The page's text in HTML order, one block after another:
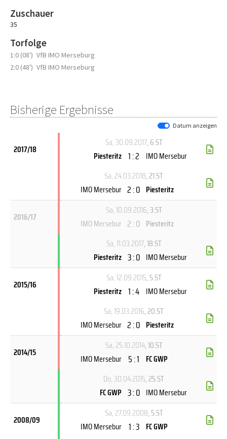
Zuschauer
35
Torfolge
1:0 (08') VfB IMO Merseburg
2:0 (48') VfB IMO Merseburg
Bisherige Ergebnisse
Datum anzeigen
2017/18
Sa, 30.09.2017, 6.ST
Piesteritz 1 : 2 IMO Mersebur
Sa, 24.03.2018, 21.ST
IMO Mersebur 2 : 0 Piesteritz
2016/17
Sa, 10.09.2016, 3.ST
IMO Mersebur 2 : 0 Piesteritz
Sa, 11.03.2017, 18.ST
Piesteritz 3 : 0 IMO Mersebur
2015/16
Sa, 12.09.2015, 5.ST
Piesteritz 1 : 4 IMO Mersebur
Sa, 19.03.2016, 20.ST
IMO Mersebur 2 : 0 Piesteritz
2014/15
Sa, 25.10.2014, 10.ST
IMO Mersebur 5 : 1 FC GWP
Do, 30.04.2015, 25.ST
FC GWP 3 : 0 IMO Mersebur
2008/09
Sa, 27.09.2008, 5.ST
IMO Mersebur 1 : 3 FC GWP